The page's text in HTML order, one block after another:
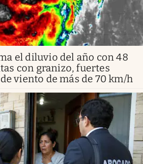
el diluvio del año con 48
con granizo, fuertes
viento de más de 70 km/h